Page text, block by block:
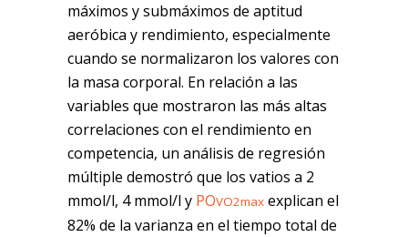
máximos y submáximos de aptitud
aeróbica y rendimiento, especialmente
cuando se normalizaron los valores con
la masa corporal. En relación a las
variables que mostraron las más altas
correlaciones con el rendimiento en
competencia, un análisis de regresión
múltiple demostró que los vatios a 2
mmol/l, 4 mmol/l y POVO2max explican el
82% de la varianza en el tiempo total de